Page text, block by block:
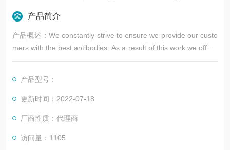
产品简介
产品概述：We constantly strive to ensure we provide our custo
mers with the best antibodies. As a result of this work we offer t
his antibody in purified format.
产品型号：
更新时间：2022-07-18
厂商性质：代理商
访问量：1105